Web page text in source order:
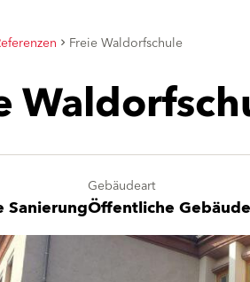
Freie Waldorfschule
Sanierung
Gebäudeart
Öffentliche Gebäude